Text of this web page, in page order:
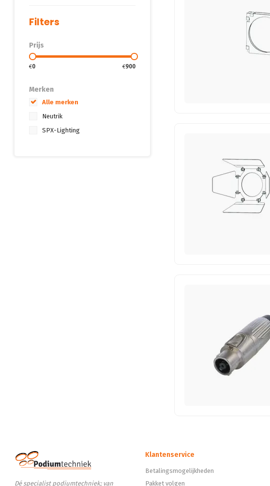
Filters
Prijs
€0 €900
Merken
Alle merken
Neutrik
SPX-Lighting
Dé specialist podiumtechniek; van
Klantenservice
Betalingsmogelijkheden
Pakket volgen